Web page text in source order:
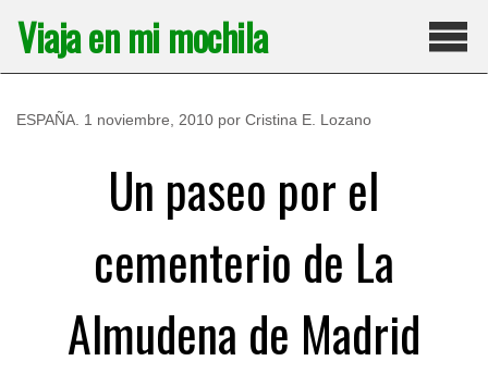
contenido
Viaja en mi mochila
ESPAÑA 1 noviembre, 2010 por Cristina E. Lozano
Un paseo por el
cementerio de La
Almudena de Madrid